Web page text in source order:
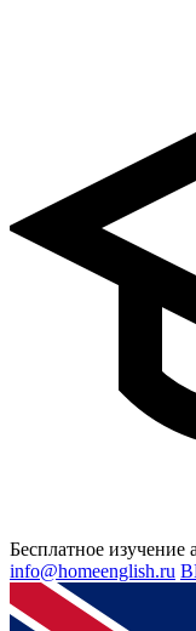
Бесплатное изучение
info@homeenglish.ru